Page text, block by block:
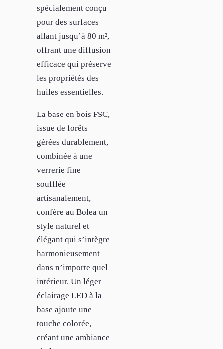
spécialement conçu
pour des surfaces
allant jusqu’à 80 m²,
offrant une diffusion
efficace qui préserve
les propriétés des
huiles essentielles.
La base en bois FSC,
issue de forêts
gérées durablement,
combinée à une
verrerie fine
soufflée
artisanalement,
confère au Bolea un
style naturel et
élégant qui s’intègre
harmonieusement
dans n’importe quel
intérieur. Un léger
éclairage LED à la
base ajoute une
touche colorée,
créant une ambiance